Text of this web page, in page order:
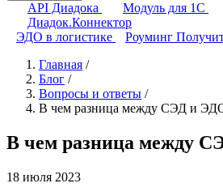
API Диадока Модуль для 1С
Диадок.Коннектор
ЭДО в логистике
Роуминг
Главная /
Блог /
Вопросы и ответы /
В чем разница между СЭД и
В чем разница между
18 июля 2023